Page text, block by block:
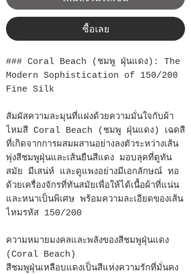
ซื้อเลย
### Coral Beach (ชมพู ฝุ่นแดง): The
Modern Sophistication of 150/200
Fine Silk
สัมผัสความละมุนที่แฝงด้วยความมั่นใจกับผ้า
ไหมสี Coral Beach (ชมพู ฝุ่นแดง) เฉดสี
ที่เกิดจากการผสมผสานอย่างลงตัวระหว่างเส้น
พุ่งสีชมพูฝุ่นและเส้นยืนสีแดง มอบลุคที่ดูทัน
สมัย มีเสน่ห์ และดูแพงอย่างมีเอกลักษณ์ ทอ
ด้วยเครื่องจักรที่ทันสมัยเพื่อให้ได้เนื้อผ้าที่แน่น
และหนาเป็นพิเศษ พร้อมความละเอียดของเส้น
ไหมรหัส 150/200
ความหมายมงคลและพลังของสีชมพูฝุ่นแดง
(Coral Beach)
สีชมพูฝุ่นเหลือบแดงเป็นสีแห่งความรักที่มั่นคง